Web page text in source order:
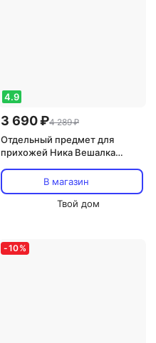
4.9
3 690 ₽4 289 ₽
Отдельный предмет для
прихожей Ника Вешалка
В магазин
Твой дом
-10%